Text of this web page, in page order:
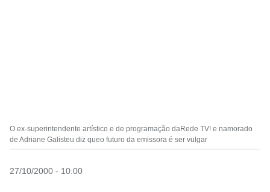
O ex-superintendente artístico e de programação daRede TV! e namorado
de Adriane Galisteu diz queo futuro da emissora é ser vulgar
27/10/2000 - 10:00